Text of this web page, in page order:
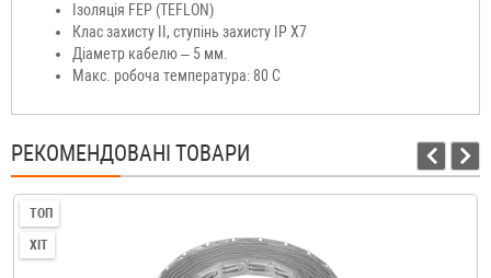
Ізоляція FEP (TEFLON)
Клас захисту II, ступінь захисту IP X7
Діаметр кабелю – 5 мм.
Макс. робоча температура: 80 С
РЕКОМЕНДОВАНІ ТОВАРИ
ТОП
ХІТ